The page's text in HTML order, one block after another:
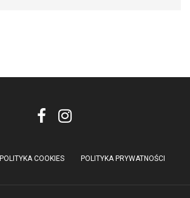
POLITYKA COOKIES POLITYKA PRYWATNOŚCI